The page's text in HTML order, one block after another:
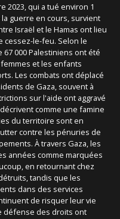
2023, qui a tué environ 1
guerre en cours, survient
Israël et le Hamas ont lieu
cessez-le-feu. Selon le
000 Palestiniens ont été
et les enfants
Les combats ont déplacé
de Gaza, souvent à
sur l'aide ont aggravé
comme une famine
du territoire sont en
contre les pénuries de
À travers Gaza, les
années comme marquées
en retournant chez
tandis que les
dans des services
de risquer leur vie
défense des droits ont